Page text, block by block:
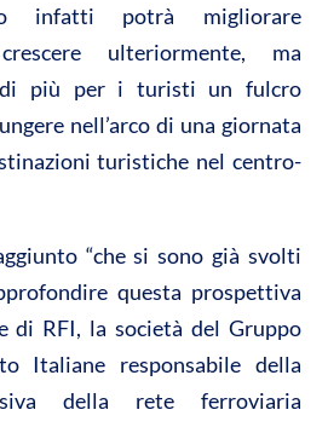
infatti potrà migliorare
ulteriormente, ma
di più per i turisti un fulcro
nell’arco di una giornata
turistiche nel centro-
“che si sono già svolti
questa prospettiva
di RFI, la società del Gruppo
Italiane responsabile della
della rete ferroviaria